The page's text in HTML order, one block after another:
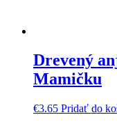
Drevený
Mamičku
€3.65 Pridať do